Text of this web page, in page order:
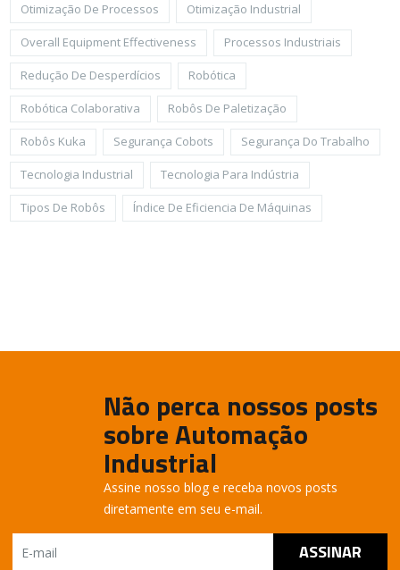
Otimização De Processos Otimização Industrial
Overall Equipment Effectiveness Processos Industriais
Redução De Desperdícios Robótica
Robótica Colaborativa Robôs De Paletização
Robôs Kuka Segurança Cobots Segurança Do Trabalho
Tecnologia Industrial Tecnologia Para Indústria
Tipos De Robôs Índice De Eficiencia De Máquinas
Não perca nossos posts
sobre Automação
Industrial
Assine nosso blog e receba novos posts
diretamente em seu e-mail.